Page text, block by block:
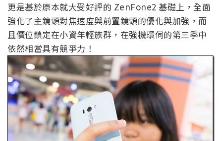
更是基於原本就大受好評的 ZenFone2 基礎上，全面
強化了主鏡頭對焦速度與前置鏡頭的優化與加強，而
且價位鎖定在小資年輕族群，在強機環伺的第三季中
依然相當具有競爭力！